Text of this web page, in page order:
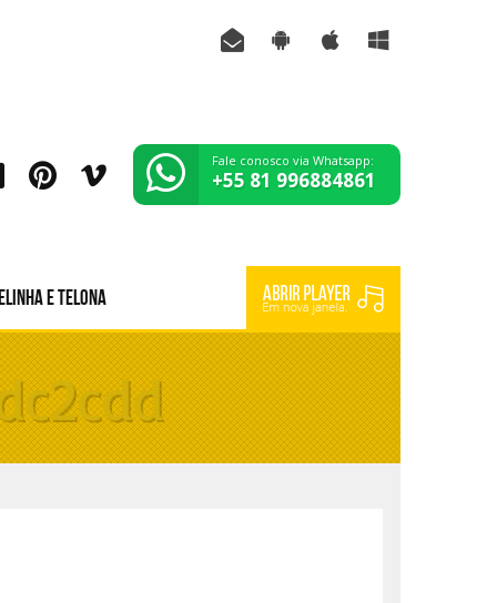
Fale conosco via Whatsapp:
+55 81 996884861
e Telona